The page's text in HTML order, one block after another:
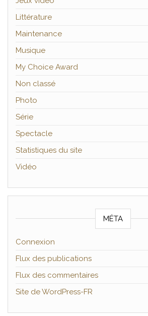
Littérature
Maintenance
Musique
My Choice Award
Non classé
Photo
Série
Spectacle
Statistiques du site
Vidéo
MÉTA
Connexion
Flux des publications
Flux des commentaires
Site de WordPress-FR